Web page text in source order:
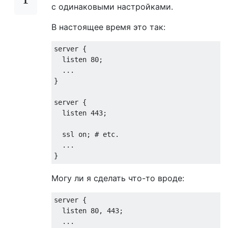
с одинаковыми настройками.
В настоящее время это так:
server {
  listen 80;
  ...
}
server {
  listen 443;
  ssl on; # etc.
  ...
Могу ли я сделать что-то вроде:
server {
  listen 80, 443;
  ...